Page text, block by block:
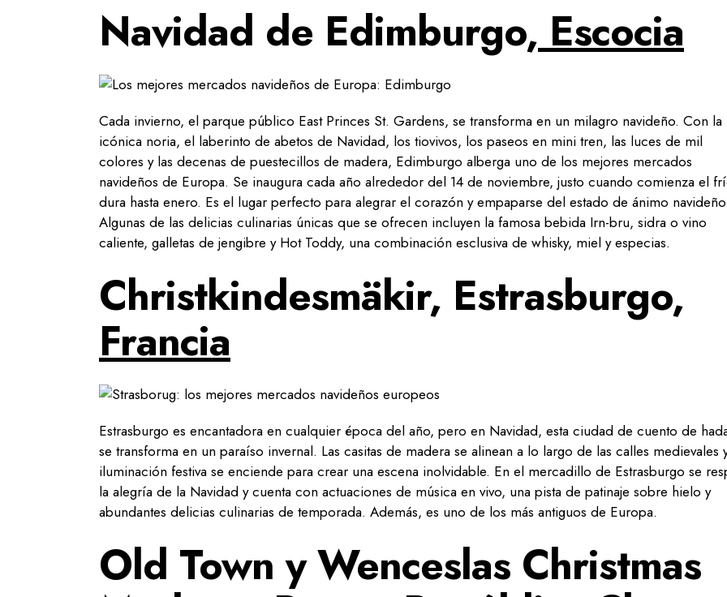
Navidad de Edimburgo,Escocia
Cada invierno, el parque público East Princes St. Gardens, se transforma en un milagro navideño. Con la
icónica noria, el laberinto de abetos de Navidad, los tiovivos, los paseos en mini tren, las luces de mil
colores y las decenas de puestecillos de madera, Edimburgo alberga uno de los mejores mercados
navideños de Europa. Se inaugura cada año alrededor del 14 de noviembre, justo cuando comienza el
dura hasta enero. Es el lugar perfecto para alegrar el corazón y empaparse del estado de ánimo navideño.
Algunas de las delicias culinarias únicas que se ofrecen incluyen la famosa bebida Irn-bru, sidra o vino
caliente, galletas de jengibre y Hot Toddy, una combinación esclusiva de whisky, miel y especias.
Christkindesmäkir, Estrasburgo,
Francia
Estrasburgo es encantadora en cualquier época del año, pero en Navidad, esta ciudad de cuento de
se transforma en un paraíso invernal. Las casitas de madera se alinean a lo largo de las calles medievales
iluminación festiva se enciende para crear una escena inolvidable. En el mercadillo de Estrasburgo se
la alegría de la Navidad y cuenta con actuaciones de música en vivo, una pista de patinaje sobre hielo y
abundantes delicias culinarias de temporada. Además, es uno de los más antiguos de Europa.
Old Town y Wenceslas Christmas